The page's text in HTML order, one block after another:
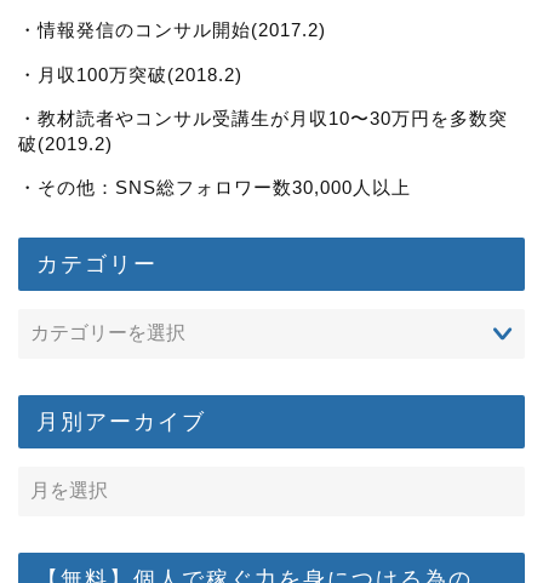
・情報発信のコンサル開始(2017.2)
・月収100万突破(2018.2)
・教材読者やコンサル受講生が月収10〜30万円を多数突
破(2019.2)
・その他：SNS総フォロワー数30,000人以上
カテゴリー
月別アーカイブ